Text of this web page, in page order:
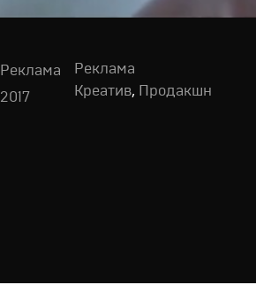
Реклама
2017
Реклама
Креатив, Продакшн